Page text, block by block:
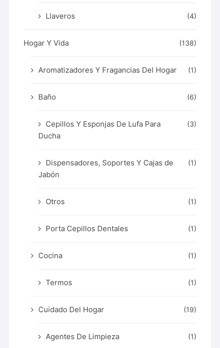
Llaveros (4)
Hogar Y Vida (138)
Aromatizadores Y Fragancias Del Hogar (1)
Baño (6)
Cepillos Y Esponjas De Lufa Para
Ducha
(3)
Dispensadores, Soportes Y Cajas de
Jabón
(1)
Otros (1)
Porta Cepillos Dentales (1)
Cocina (1)
Termos (1)
Cuidado Del Hogar (19)
Agentes De Limpieza (1)